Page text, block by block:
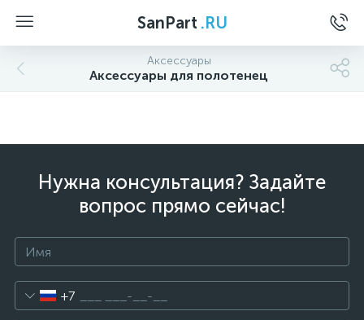
SanPart .RU
Аксессуары
Аксессуары для полотенец
Нужна консультация? Задайте
вопрос прямо сейчас!
+7